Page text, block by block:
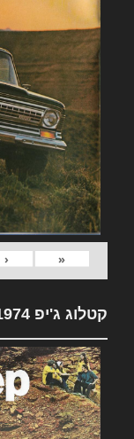
«
‹
קטלוג ג'יפ 1974